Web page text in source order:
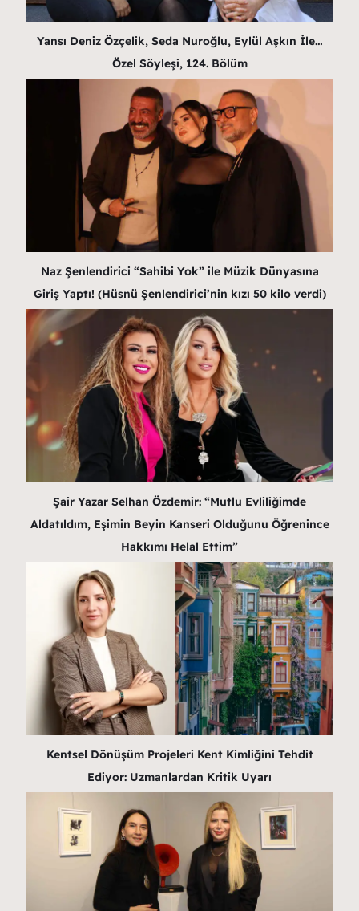
Yansı Deniz Özçelik, Seda Nuroğlu, Eylül Aşkın İle…
Özel Söyleşi, 124. Bölüm
Naz Şenlendirici “Sahibi Yok” ile Müzik Dünyasına
Giriş Yaptı! (Hüsnü Şenlendirici’nin kızı 50 kilo verdi)
Şair Yazar Selhan Özdemir: “Mutlu Evliliğimde
Aldatıldım, Eşimin Beyin Kanseri Olduğunu Öğrenince
Hakkımı Helal Ettim”
Kentsel Dönüşüm Projeleri Kent Kimliğini Tehdit
Ediyor: Uzmanlardan Kritik Uyarı